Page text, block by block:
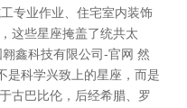
专业作业、住宅室内装饰
这些星座掩盖了统共太
鑫科技有限公司-官网 然
是科学兴致上的星座，而是
古巴比伦，后经希腊、罗